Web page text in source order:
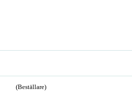
(Beställare)